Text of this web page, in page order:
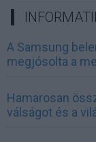
A Samsung
megjósolta a
Hamarosan
válságot és a